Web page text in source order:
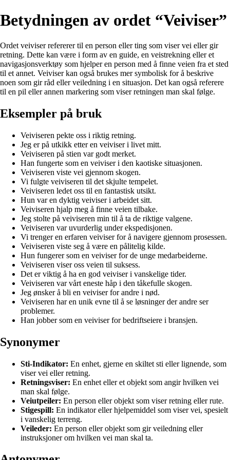
Betydningen av ordet “Veiviser”
Ordet veiviser refererer til en person eller ting som viser vei eller gir
retning. Dette kan være i form av en guide, en veistrekning eller et
navigasjonsverktøy som hjelper en person med å finne veien fra et sted
til et annet. Veiviser kan også brukes mer symbolisk for å beskrive
noen som gir råd eller veiledning i en situasjon. Det kan også referere
til en pil eller annen markering som viser retningen man skal følge.
Eksempler på bruk
Veiviseren pekte oss i riktig retning.
Jeg er på utkikk etter en veiviser i livet mitt.
Veiviseren på stien var godt merket.
Han fungerte som en veiviser i den kaotiske situasjonen.
Veiviseren viste vei gjennom skogen.
Vi fulgte veiviseren til det skjulte tempelet.
Veiviseren ledet oss til en fantastisk utsikt.
Hun var en dyktig veiviser i arbeidet sitt.
Veiviseren hjalp meg å finne veien tilbake.
Jeg stolte på veiviseren min til å ta de riktige valgene.
Veiviseren var uvurderlig under ekspedisjonen.
Vi trenger en erfaren veiviser for å navigere gjennom prosessen.
Veiviseren viste seg å være en pålitelig kilde.
Hun fungerer som en veiviser for de unge medarbeiderne.
Veiviseren viser oss veien til suksess.
Det er viktig å ha en god veiviser i vanskelige tider.
Veiviseren var vårt eneste håp i den tåkefulle skogen.
Jeg ønsker å bli en veiviser for andre i nød.
Veiviseren har en unik evne til å se løsninger der andre ser
problemer.
Han jobber som en veiviser for bedriftseiere i bransjen.
Synonymer
Sti-Indikator: En enhet, gjerne en skiltet sti eller lignende, som
viser vei eller retning.
Retningsviser: En enhet eller et objekt som angir hvilken vei
man skal følge.
Veiutpeiler: En person eller objekt som viser retning eller rute.
Stigespill: En indikator eller hjelpemiddel som viser vei, spesielt
i vanskelig terreng.
Veileder: En person eller objekt som gir veiledning eller
instruksjoner om hvilken vei man skal ta.